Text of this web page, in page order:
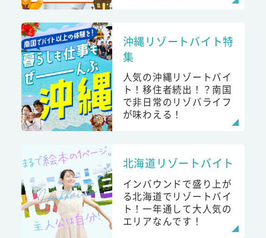
沖縄リゾートバイト特
集
人気の沖縄リゾートバイ
ト！移住者続出！？南国
で非日常のリゾバライフ
が味わえる！
北海道リゾートバイト
インバウンドで盛り上が
る北海道でリゾートバイ
ト！一年通して大人気の
エリアなんです！